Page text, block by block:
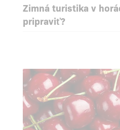
Zimná turistika v
pripraviť?